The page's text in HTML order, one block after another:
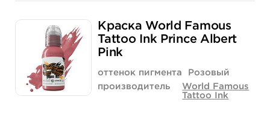
Количество
900 руб. 1 520 руб.
Краска World Famous
Tattoo Ink Prince Albert
Pink
оттенок пигмента
Розовый
производитель
World Famous
Tattoo Ink